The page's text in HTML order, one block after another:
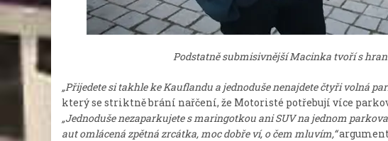
Podstatně submisivnější Macinka tvoří s
„Přijedete si takhle ke Kauflandu a jednoduše nenajdete čtyři volná
který se striktně brání nařčení, že Motoristé potřebují více
„Jednoduše nezaparkujete s maringotkou ani SUV na jednom
aut omlácená zpětná zrcátka, moc dobře ví, o čem mluvím,“